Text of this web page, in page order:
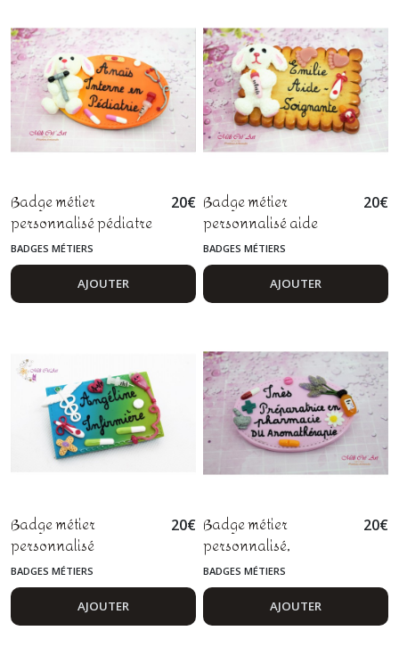
Badge métier
personnalisé pédiatre
sage femme infirmière
fimo
20€
BADGES MÉTIERS
AJOUTER
Badge métier
personnalisé aide
soignante infirmière
puéricultrice lapin en
20€
BADGES MÉTIERS
AJOUTER
Badge métier
personnalisé
infirmière, aide-
soignant, ASH en pâte
polymère fimo
20€
BADGES MÉTIERS
AJOUTER
Badge métier
personnalisé,
préparatrice en
pharmacie,
pharmacienne,
pharmacien,
20€
BADGES MÉTIERS
AJOUTER